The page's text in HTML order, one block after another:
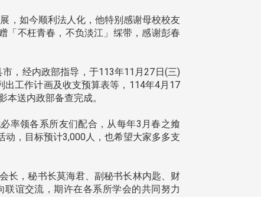
，如今顺利法人化，他特别感谢母校校友
「不枉青春，不负淡江」䌽带，感谢彭春
，经内政部指导，于113年11月27日(三)
工作计画及收支预算表等，114年4月17
送内政部备查完成。
率领各系所友们配合，从每年3月春之飨
，目标预计3,000人，也希望大家多多支
长，秘书长莫海君、副秘书长林内匙、财
谊交流，期许在各系所学会的共同努力